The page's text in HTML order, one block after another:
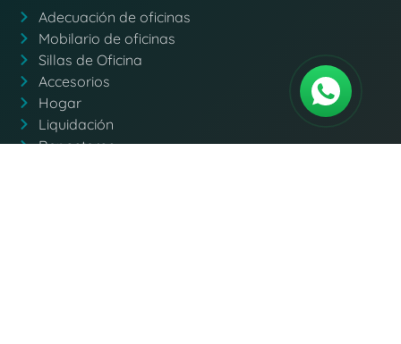
Adecuación de oficinas
Mobilario de oficinas
Sillas de Oficina
Accesorios
Hogar
Liquidación
Reposteros